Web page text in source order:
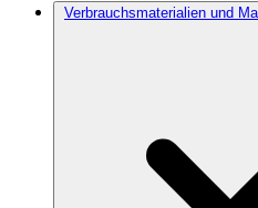
Verbrauchsmaterialien und